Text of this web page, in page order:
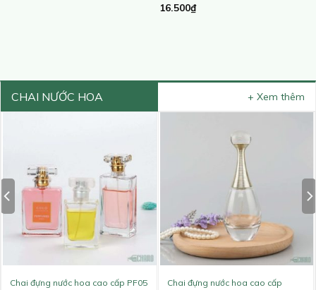
16.500₫
CHAI NƯỚC HOA + Xem thêm
Chai đựng nước hoa cao cấp PF05
Chai đựng nước hoa cao cấp